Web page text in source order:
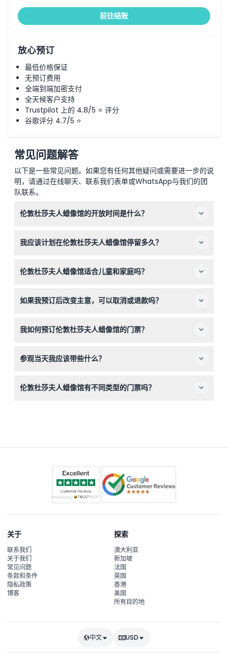
前往结账
放心预订
最低价格保证
无预订费用
全端到端加密支付
全天候客户支持
Trustpilot 上的 4.8/5 ⭐ 评分
谷歌评分 4.7/5 ⭐
常见问题解答
以下是一些常见问题。如果您有任何其他疑问或需要进一步的说
明，请通过在线聊天、联系我们表单或WhatsApp与我们的团
队联系。
伦敦杜莎夫人蜡像馆的开放时间是什么？
3点到5点之间，但全年时间可能有所不同，预订时请务必
我应该计划在伦敦杜莎夫人蜡像馆停留多久？
域。
伦敦杜莎夫人蜡像馆适合儿童和家庭吗？
龄层的趣味体验，是儿童和成人的绝佳出游选择。
如果我预订后改变主意，可以取消或退款吗？
确认预订前确保您的计划。
我如何预订伦敦杜莎夫人蜡像馆的门票？
好的日期，查看可用情况并确认您的位置。
参观当天我应该带些什么？
照片的身份证明，并穿着舒适的步行鞋。
伦敦杜莎夫人蜡像馆有不同类型的门票吗？
关于
联系我们
关于我们
常见问题
条款和条件
隐私政策
博客
探索
澳大利亚
新加坡
法国
英国
香港
美国
所有目的地
中文 USD